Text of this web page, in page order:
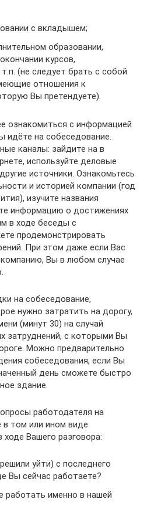
с вкладышем;
образовании,
курсов,
(не следует брать с собой
отношения к
Вы претендуете).
ознакомиться с информацией
идёте на собеседование.
каналы: зайдите на в
используйте деловые
источники. Ознакомьтесь
и историей компании (год
изучите названия
информацию о достижениях
в ходе беседы с
продемонстрировать
При этом даже если Вас
Вы в любом случае
на собеседование,
нужно затратить на дорогу,
(минут 30) на случай
затруднений, с которыми Вы
Можно предварительно
собеседования, если Вы
день сможете быстро
здание.
работодателя на
том или ином виде
ходе Вашего разговора:
уйти) с последнего
Вы сейчас работаете?
работать именно в нашей